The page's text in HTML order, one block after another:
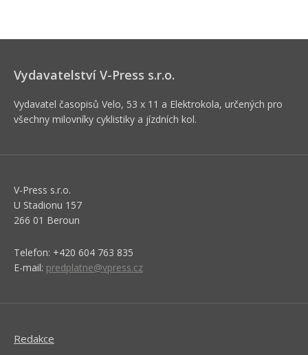
Vydavatelství V-Press s.r.o.
Vydavatel časopisů Velo, 53 x 11 a Elektrokola, určených pro
všechny milovníky cyklistiky a jízdních kol.
V-Press s.r.o.
U Stadionu 157
266 01 Beroun
Telefon: +420 604 763 835
E-mail: predplatne@vpress.cz
Redakce